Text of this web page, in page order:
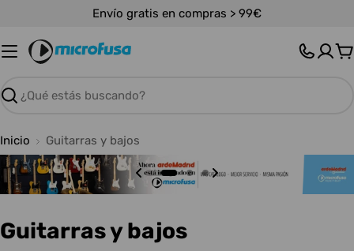
contenido
Envío gratis en compras > 99€
Buscar
Inicio Guitarras y bajos
C
Guitarras y bajos